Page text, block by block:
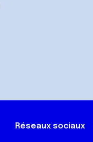
Réseaux sociaux